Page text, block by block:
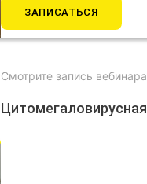
ЗАПИСАТЬСЯ
Смотрите запись вебинара